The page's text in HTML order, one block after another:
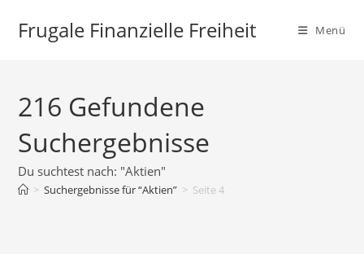
InhaltFrugale Finanzielle Freiheit Menü
216 Gefundene
Suchergebnisse
Du suchtest nach: "Aktien"
> Suchergebnisse für“Aktien” > Seite 4